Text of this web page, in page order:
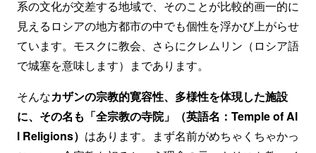
系の文化が交差する地域で、そのことが比較的画一的に
見えるロシアの地方都市の中でも個性を浮かび上がらせ
ています。モスクに教会、さらにクレムリン（ロシア語
で城塞を意味します）まであります。
そんなカザンの宗教的寛容性、多様性を体現した施設
に、その名も「全宗教の寺院」（英語名：Temple of Al
l Religions） はあります。まず名前がめちゃくちゃかっ